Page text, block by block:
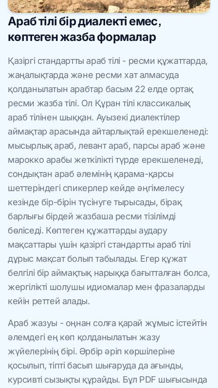
Араб тілі бір диалекті емес,
көптеген жазба формалар
Қазіргі стандартты араб тілі - ресми құжаттарда,
жаңалықтарда және ресми хат алмасуда
қолданылатын арабтар басым 22 елде ортақ
ресми жазба тілі. Ол Құран тілі классикалық
араб тілінен шыққан. Ауызекі диалектілер
аймақтар арасында айтарлықтай ерекшеленеді:
мысырлық араб, левант араб, парсы араб және
марокко арабы жеткілікті түрде ерекшеленеді,
сондықтан араб әлемінің қарама-қарсы
шеттеріндегі спикерлер кейде әңгімелесу
кезінде бір-бірін түсінуге тырысады, бірақ
барлығы бірдей жазбаша ресми тізілімді
бөліседі. Көптеген құжаттарды аудару
мақсаттары үшін қазіргі стандартты араб тілі
дұрыс мақсат болып табылады. Егер құжат
белгілі бір аймақтық нарыққа бағытталған болса,
жергілікті шолушы идиомалар мен фразаларды
кейін реттей алады.
Араб жазуы - оңнан солға қарай жұмыс істейтін
әлемдегі ең көп қолданылатын жазу
жүйелерінің бірі. Әрбір әріп көршілеріне
қосылып, тіпті басып шығаруда да ағынды,
курсивті сызықты құрайды. Бұл PDF шығысында